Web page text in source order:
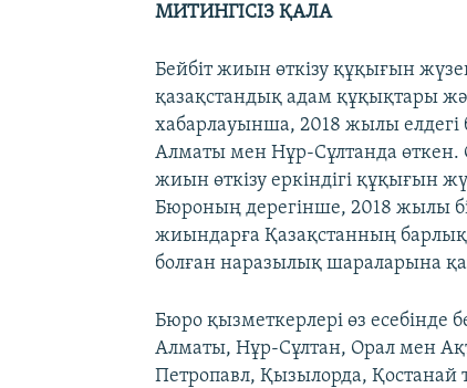
МИТИНГІСІЗ ҚАЛА
Бейбіт жиын өткізу құқығын
қазақстандық адам құқықтары
хабарлауынша, 2018 жылы
Алматы мен Нұр-Сұлтанда өткен.
жиын өткізу еркіндігі құқығын
Бюроның дерегінше, 2018 жылы
жиындарға Қазақстанның
болған наразылық шараларына
Бюро қызметкерлері өз есебінде
Алматы, Нұр-Сұлтан, Орал мен
Петропавл, Қызылорда, Қостанай